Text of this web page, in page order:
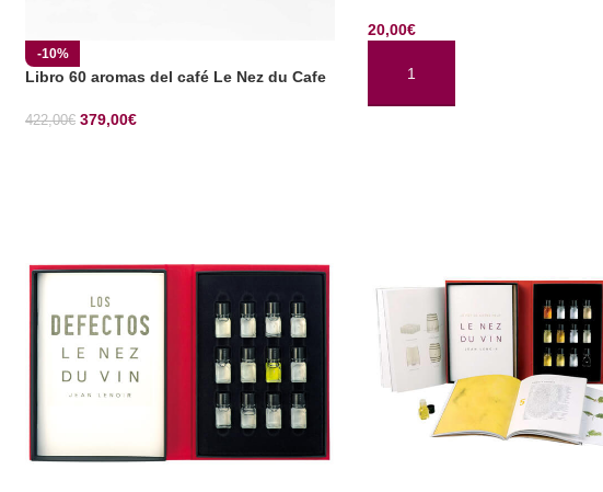
-10%
Libro 60 aromas del café Le Nez du Cafe
422,00€ 379,00€
20,00€
AÑADIR AL CARRITO